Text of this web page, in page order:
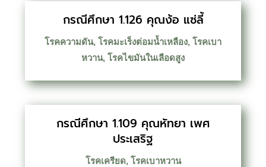
กรณีศึกษา 1.126 คุณง้อ แซ่ลี้
โรคความดัน, โรคมะเร็งต่อมน้ำเหลือง, โรคเบา
หวาน, โรคไขมันในเลือดสูง
กรณีศึกษา 1.109 คุณหัทยา เพศ
ประเสริฐ
โรคเครียด, โรคเบาหวาน